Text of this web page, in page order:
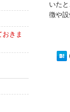
いた
徴や
きま